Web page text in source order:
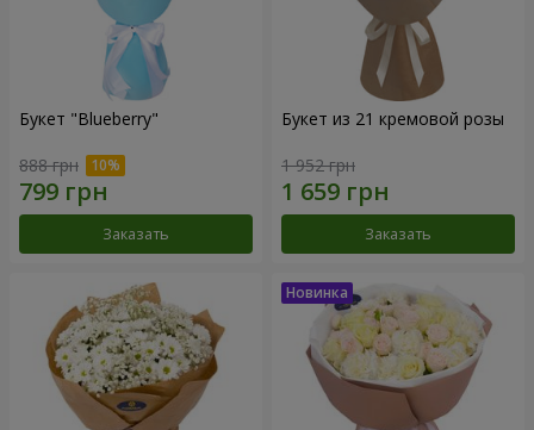
Букет "Blueberry"
888 грн
Заказать
Букет из 21 кремовой розы
1 952 грн
Заказать